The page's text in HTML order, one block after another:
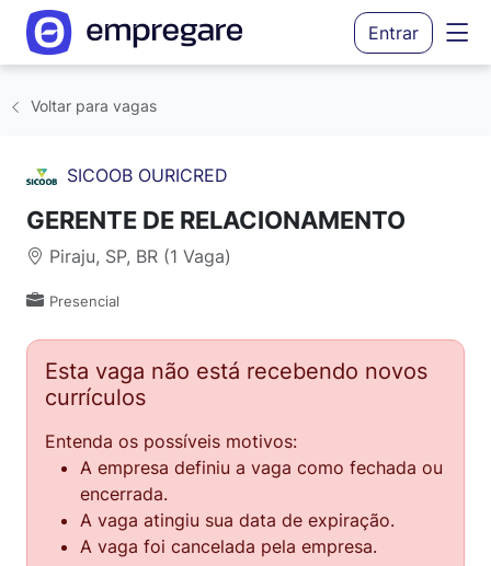
Entrar
Voltar para vagas
SICOOB OURICRED
GERENTE DE RELACIONAMENTO
Piraju, SP, BR (1 Vaga)
Presencial
Esta vaga não está recebendo novos
currículos
Entenda os possíveis motivos:
A empresa definiu a vaga como fechada ou
encerrada.
A vaga atingiu sua data de expiração.
A vaga foi cancelada pela empresa.